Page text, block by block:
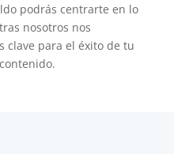
podrás centrarte en lo
nosotros nos
clave para el éxito de tu